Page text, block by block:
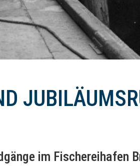
im Fischereihafen